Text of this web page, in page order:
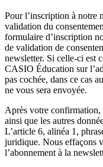
Pour l’inscription à notre
validation du
formulaire d’inscription
de validation de
newsletter. Si celle-ci est
CASIO Éducation sur
pas cochée, dans ce cas
ne vous sera envoyée.
Après votre confirmation,
ainsi que les autres
L’article 6, alinéa 1,
juridique. Nous effaçons
l’abonnement à la